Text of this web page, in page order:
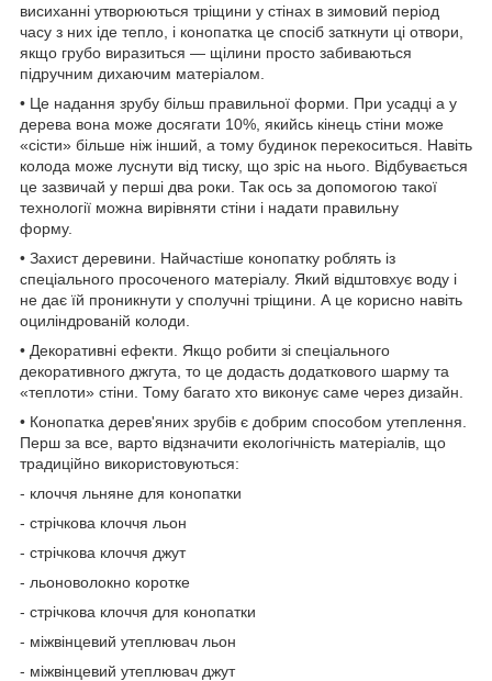
висиханні утворюються тріщини у стінах в зимовий період
часу з них іде тепло, і конопатка це спосіб заткнути ці отвори,
якщо грубо виразиться — щілини просто забиваються
підручним дихаючим матеріалом.
• Це надання зрубу більш правильної форми. При усадці а у
дерева вона може досягати 10%, якийсь кінець стіни може
«сісти» більше ніж інший, а тому будинок перекоситься. Навіть
колода може луснути від тиску, що зріс на нього. Відбувається
це зазвичай у перші два роки. Так ось за допомогою такої
технології можна вирівняти стіни і надати правильну
форму.
• Захист деревини. Найчастіше конопатку роблять із
спеціального просоченого матеріалу. Який відштовхує воду і
не дає їй проникнути у сполучні тріщини. А це корисно навіть
оциліндрованій колоди.
• Декоративні ефекти. Якщо робити зі спеціального
декоративного джгута, то це додасть додаткового шарму та
«теплоти» стіни. Тому багато хто виконує саме через дизайн.
• Конопатка дерев'яних зрубів є добрим способом утеплення.
Перш за все, варто відзначити екологічність матеріалів, що
традиційно використовуються:
- клоччя льняне для конопатки
- стрічкова клоччя льон
- стрічкова клоччя джут
- льоноволокно коротке
- стрічкова клоччя для конопатки
- міжвінцевий утеплювач льон
- міжвінцевий утеплювач джут